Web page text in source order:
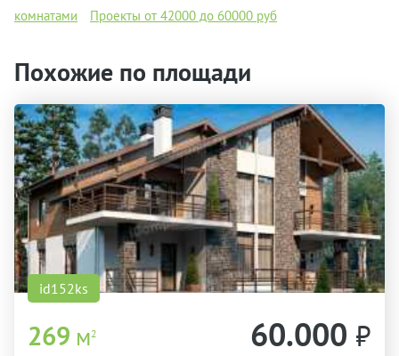
комнатами
Проекты от 42000 до 60000 руб
Похожие по площади
id152ks
269 м2 60.000 ₽